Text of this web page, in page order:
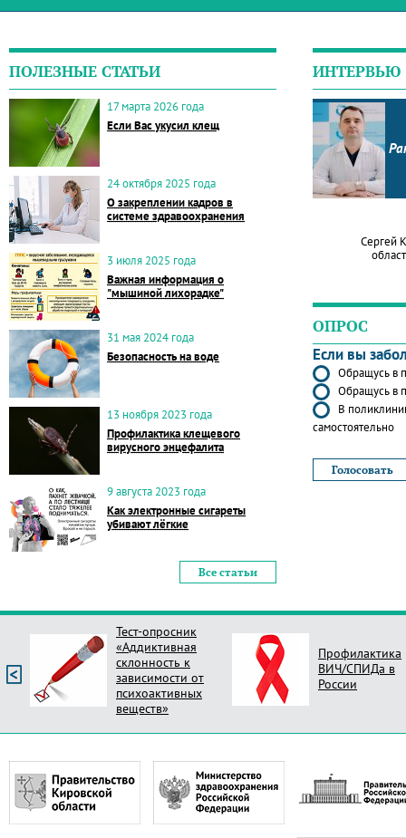
ПОЛЕЗНЫЕ СТАТЬИ
17 марта 2026 года
Если Вас укусил клещ
24 октября 2025 года
О закреплении кадров в
системе здравоохранения
3 июля 2025 года
Важная информация о
"мышиной лихорадке"
31 мая 2024 года
Безопасность на воде
13 ноября 2023 года
Профилактика клещевого
вирусного энцефалита
9 августа 2023 года
Как электронные сигареты
убивают лёгкие
Все статьи
ИНТЕРВЬЮ
Сергей
ОПРОС
Если вы
Обращусь в
Обращусь в
В
самостоятельно
Тест-опросник
«Аддиктивная
склонность к
зависимости от
психоактивных
веществ»
Профилактика
ВИЧ/СПИДа в
России